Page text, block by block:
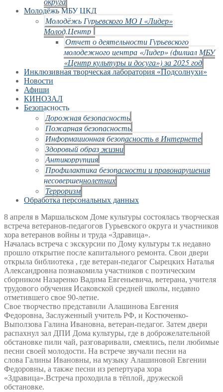
Молодёжь МБУ ЦКД
Молодёжь Гурьевского МО I «Лидер»
Молод.Центр
Отчет о деятельности Гурьевского
молодежного центра «Лидер» (филиал МБУ
«Центр культуры и досуга») за 2025 год
Инклюзивная творческая лаборатория «Подсолнухи»
Новости
Афиши
КИНОЗАЛ
Безопасность
Дорожная безопасность
Пожарная безопасность
Информационная безопасность в Интернете
Здоровый образ жизни
Антикоррупция
Профилактика безопасности и правонарушения
несовершеннолетних
Терроризм
Обработка персональных данных
8 апреля в Маршальском Доме культуры состоялась творческая
встреча ветеранов-педагогов Гурьевского округа и участников
хора ветеранов войны и труда «Здравица».
Началась встреча с экскурсии по Дому культуры т.к недавно
прошло открытие после капитального ремонта. Свои двери
открыла библиотека , где ветеран-педагог Сырецких Наталья
Александровна познакомила участников с поэтическим
сборником Назаренко Вадима Евгеньевича, ветерана, учителя
трудового обучения Исаковской средней школы, недавно
отметившего свое 90-летие.
Свое творчество представили Алашинова Евгения
Федоровна, Заслуженный учитель РФ, и Костюченко-
Выползова Галина Ивановна, ветеран-педагог. Затем двери
распахнул зал ДПИ Дома культуры, где в доброжелательной
обстановке пили чай, разговаривали, смеялись, пели любимые
песни своей молодости. На встрече звучали песни на
слова Галины Ивановны, на музыку Алашиновой Евгении
Федоровны, а также песни из репертуара хора
«Здравица».Встреча проходила в тёплой, дружеской
обстановке.